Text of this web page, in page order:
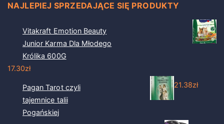
NAJLEPIEJ SPRZEDAJĄCE SIĘ PRODUKTY
Vitakraft Emotion Beauty
Junior Karma Dla Młodego
Królika 600G
17.30zł
Pagan Tarot czyli
tajemnice talii
Pogańskiej
21.38zł